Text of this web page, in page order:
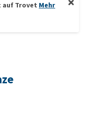
auf Trovet Mehr